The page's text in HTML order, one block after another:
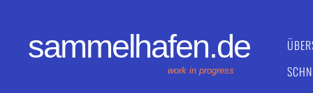
sammelhafen.de
work in progress